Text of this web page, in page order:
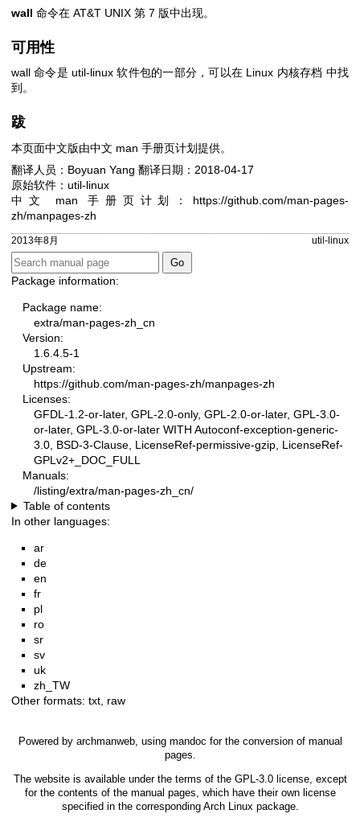
wall 命令在 AT&T UNIX 第 7 版中出现。
可用性
wall 命令是 util-linux 软件包的一部分，可以在 Linux 内核存档 中找
到。
跋
本页面中文版由中文 man 手册页计划提供。
翻译人员：Boyuan Yang 翻译日期：2018-04-17
原始软件：util-linux
中文 man 手册页计划： https://github.com/man-pages-
zh/manpages-zh
2013年8月 util-linux
Package information:
Package name:
extra/man-pages-zh_cn
Version:
1.6.4.5-1
Upstream:
https://github.com/man-pages-zh/manpages-zh
Licenses:
GFDL-1.2-or-later, GPL-2.0-only, GPL-2.0-or-later, GPL-3.0-
or-later, GPL-3.0-or-later WITH Autoconf-exception-generic-
3.0, BSD-3-Clause, LicenseRef-permissive-gzip, LicenseRef-
GPLv2+_DOC_FULL
Manuals:
/listing/extra/man-pages-zh_cn/
Table of contents
In other languages:
ar
de
en
fr
pl
ro
sr
sv
uk
zh_TW
Other formats: txt raw
Powered by archmanweb, using mandoc for the conversion of manual
pages.
The website is available under the terms of the GPL-3.0license, except
for the contents of the manual pages, which have their own license
specified in the corresponding Arch Linux package.